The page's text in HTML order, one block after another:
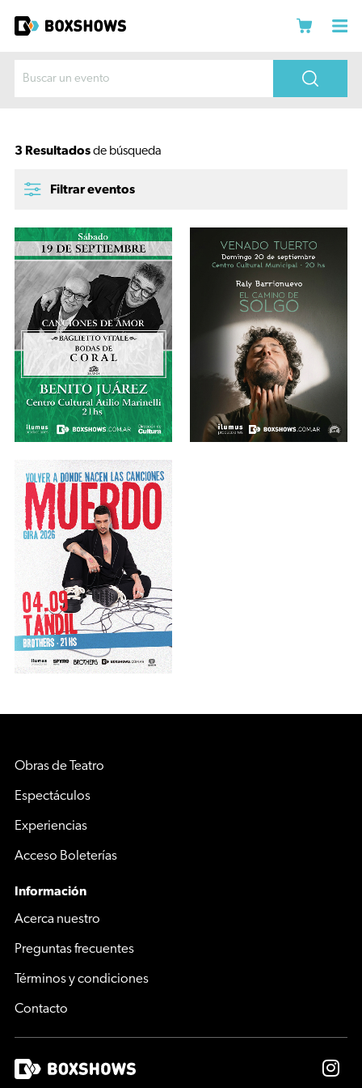
3 Resultadosde búsqueda
Filtrar eventos
Obras de Teatro
Espectáculos
Experiencias
Acceso Boleterías
Información
Acerca nuestro
Preguntas frecuentes
Términos y condiciones
Contacto